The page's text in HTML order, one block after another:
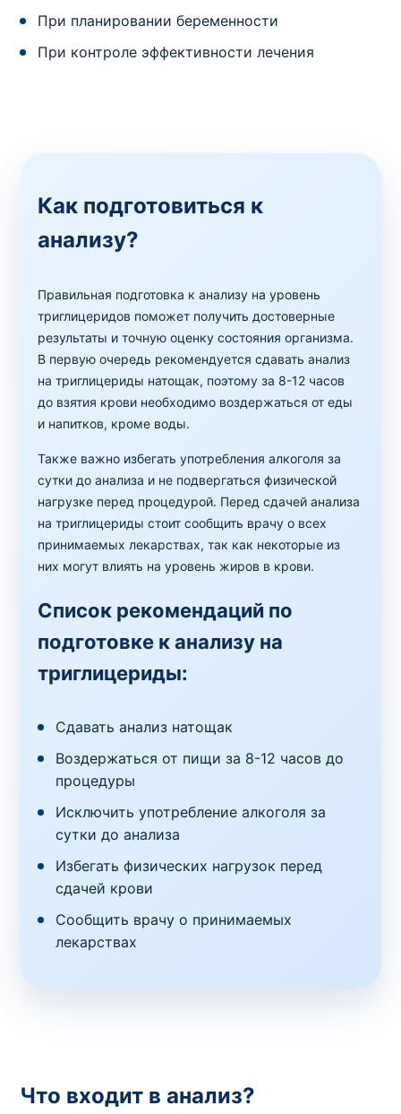
При планировании беременности
При контроле эффективности лечения
Как подготовиться к
анализу?
Правильная подготовка к анализу на уровень
триглицеридов поможет получить достоверные
результаты и точную оценку состояния организма.
В первую очередь рекомендуется сдавать анализ
на триглицериды натощак, поэтому за 8-12 часов
до взятия крови необходимо воздержаться от еды
и напитков, кроме воды.
Также важно избегать употребления алкоголя за
сутки до анализа и не подвергаться физической
нагрузке перед процедурой. Перед сдачей анализа
на триглицериды стоит сообщить врачу о всех
принимаемых лекарствах, так как некоторые из
них могут влиять на уровень жиров в крови.
Список рекомендаций по
подготовке к анализу на
триглицериды:
Сдавать анализ натощак
Воздержаться от пищи за 8-12 часов до
процедуры
Исключить употребление алкоголя за
сутки до анализа
Избегать физических нагрузок перед
сдачей крови
Сообщить врачу о принимаемых
лекарствах
Что входит в анализ?